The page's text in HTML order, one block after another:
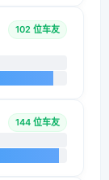
102 位车友
144 位车友